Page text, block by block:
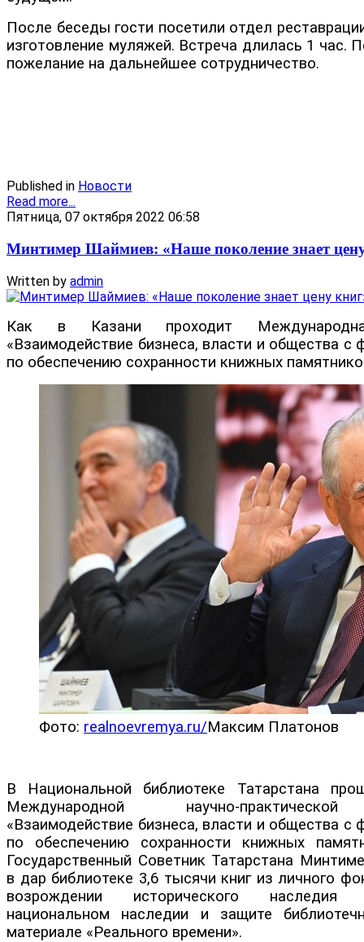
После беседы гости посетили отдел
изготовление муляжей. Встреча длилась 1 час.
пожелание на дальнейшее сотрудничество.
Published in Новости
Read more...
Пятница, 07 октября 2022 06:58
Минтимер Шаймиев: «Наше поколение знает
Written by admin
Как в Казани проходит
«Взаимодействие бизнеса, власти и общества с
по обеспечению сохранности книжных
Фото: realnoevremya.ru/Максим Платонов
В Национальной библиотеке Татарстана
Международной научно-
«Взаимодействие бизнеса, власти и общества с
по обеспечению сохранности книжных
Государственный Советник Татарстана
в дар библиотеке 3,6 тысячи книг из личного
возрождении исторического
национальном наследии и защите
материале «Реального времени».